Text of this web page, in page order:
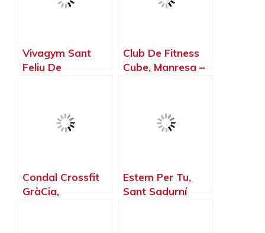
Vivagym Sant
Feliu De
Feliu de
Club De Fitness
Cube, Manresa –
Condal Crossfit
GràCia,
Estem Per Tu,
Sant Sadurní